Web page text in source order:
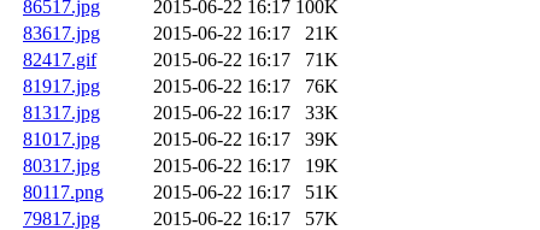
86517.jpg
2015-06-22 16:17 100K
83617.jpg
2015-06-22 16:17
21K
82417.gif
2015-06-22 16:17
71K
81917.jpg
2015-06-22 16:17
76K
81317.jpg
2015-06-22 16:17
33K
81017.jpg
2015-06-22 16:17
39K
80317.jpg
2015-06-22 16:17
19K
80117.png
2015-06-22 16:17
51K
79817.jpg
2015-06-22 16:17
57K